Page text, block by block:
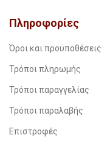
Πληροφορίες
Όροι και προϋποθέσεις
Τρόποι πληρωμής
Τρόποι παραγγελίας
Τρόποι παραλαβής
Επιστροφές